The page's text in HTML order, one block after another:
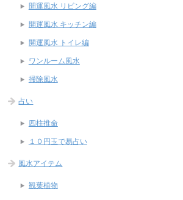
開運風水 リビング編
開運風水 キッチン編
開運風水 トイレ編
ワンルーム風水
掃除風水
占い
四柱推命
１０円玉で易占い
風水アイテム
観葉植物